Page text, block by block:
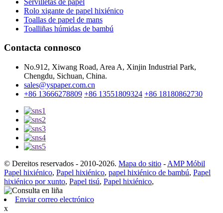
Rolo xigante de papel hixiénico
Toallas de papel de mans
Toalliñas húmidas de bambú
Contacta connosco
No.912, Xiwang Road, Area A, Xinjin Industrial Park,
Chengdu, Sichuan, China.
sales@yspaper.com.cn
+86 13666278809 +86 13551809324 +86 18180862730
© Dereitos reservados - 2010-2026. Mapa do sitio - AMP Móbil
Papel hixiénico, Papel hixiénico, papel hixiénico de bambú, Papel
hixiénico por xunto, Papel tisú, Papel hixiénico,
Enviar correo electrónico
x